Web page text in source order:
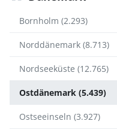
Bornholm (2.293)
Norddänemark (8.713)
Nordseeküste (12.765)
Ostdänemark (5.439)
Ostseeinseln (3.927)